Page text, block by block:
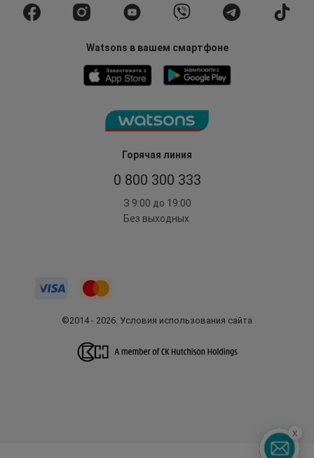
Горячая линия
0 800 300 333
З 9:00 до 19:00
Без выходных
Watsons в вашем смартфоне
©2014 - 2026. Условия использования сайта
x